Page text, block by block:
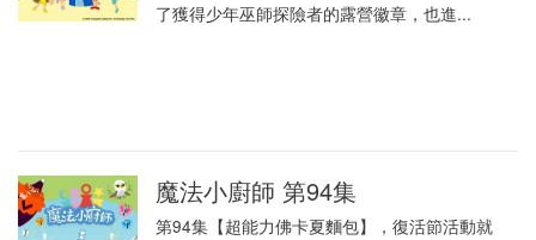
了獲得少年巫師探險者的露營徽章，也進...
魔法小廚師 第94集
第94集【超能力佛卡夏麵包】，復活節活動就